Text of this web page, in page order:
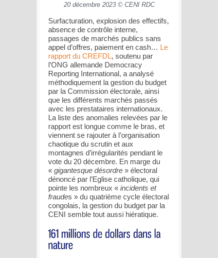
20 décembre 2023 © CENI RDC
Surfacturation, explosion des effectifs,
absence de contrôle interne,
passages de marchés publics sans
appel d’offres, paiement en cash… Le
rapport du CREFDL, soutenu par
l’ONG allemande Democracy
Reporting International, a analysé
méthodiquement la gestion du budget
par la Commission électorale, ainsi
que les différents marchés passés
avec les prestataires internationaux.
La liste des anomalies relevées par le
rapport est longue comme le bras, et
viennent se rajouter à l’organisation
chaotique du scrutin et aux
montagnes d’irrégularités pendant le
vote du 20 décembre. En marge du
« gigantesque désordre » électoral
dénoncé par l’Eglise catholique, qui
pointe les nombreux « incidents et
fraudes » du quatrième cycle électoral
congolais, la gestion du budget par la
CENI semble tout aussi hiératique.